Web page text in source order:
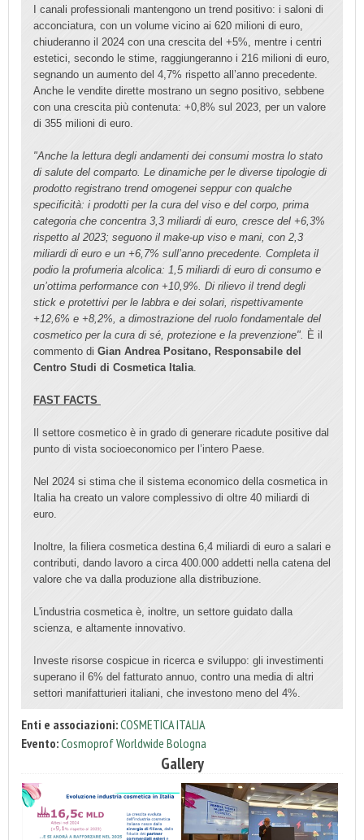
I canali professionali mantengono un trend positivo: i saloni di
acconciatura, con un volume vicino ai 620 milioni di euro,
chiuderanno il 2024 con una crescita del +5%, mentre i centri
estetici, secondo le stime, raggiungeranno i 216 milioni di euro,
segnando un aumento del 4,7% rispetto all’anno precedente.
Anche le vendite dirette mostrano un segno positivo, sebbene
con una crescita più contenuta: +0,8% sul 2023, per un valore
di 355 milioni di euro.
"Anche la lettura degli andamenti dei consumi mostra lo stato
di salute del comparto. Le dinamiche per le diverse tipologie di
prodotto registrano trend omogenei seppur con qualche
specificità: i prodotti per la cura del viso e del corpo, prima
categoria che concentra 3,3 miliardi di euro, cresce del +6,3%
rispetto al 2023; seguono il make-up viso e mani, con 2,3
miliardi di euro e un +6,7% sull’anno precedente. Completa il
podio la profumeria alcolica: 1,5 miliardi di euro di consumo e
un’ottima performance con +10,9%. Di rilievo il trend degli
stick e protettivi per le labbra e dei solari, rispettivamente
+12,6% e +8,2%, a dimostrazione del ruolo fondamentale del
cosmetico per la cura di sé, protezione e la prevenzione". È il
commento di Gian Andrea Positano, Responsabile del
Centro Studi di Cosmetica Italia
FAST FACTS
Il settore cosmetico è in grado di generare ricadute positive dal
punto di vista socioeconomico per l’intero Paese.
Nel 2024 si stima che il sistema economico della cosmetica in
Italia ha creato un valore complessivo di oltre 40 miliardi di
euro.
Inoltre, la filiera cosmetica destina 6,4 miliardi di euro a salari e
contributi, dando lavoro a circa 400.000 addetti nella catena del
valore che va dalla produzione alla distribuzione.
L'industria cosmetica è, inoltre, un settore guidato dalla
scienza, e altamente innovativo.
Investe risorse cospicue in ricerca e sviluppo: gli investimenti
superano il 6% del fatturato annuo, contro una media di altri
settori manifatturieri italiani, che investono meno del 4%.
Enti e associazioni:COSMETICA ITALIA
Evento:Cosmoprof Worldwide Bologna
Gallery